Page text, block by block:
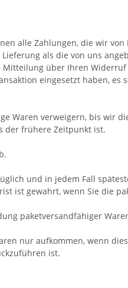
alle Zahlungen, die wir
als die von uns
über Ihren
eingesetzt haben,
Waren verweigern, bis wir
der frühere Zeitpunkt ist.
und in jedem Fall
ist gewahrt, wenn Sie die
paketversandfähiger
nur aufkommen, wenn
ist.